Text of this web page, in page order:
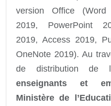
version Office
2019, PowerPoint
2019, Access 2019,
OneNote 2019). Au
de distribution de
enseignants et
Ministère de